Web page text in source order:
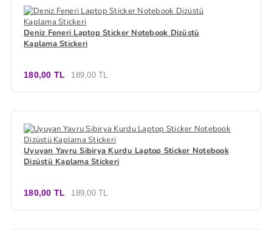
Deniz Feneri Laptop Sticker Notebook Dizüstü
Kaplama Stickeri
180,00 TL 189,00 TL
Uyuyan Yavru Sibirya Kurdu Laptop Sticker Notebook
Dizüstü Kaplama Stickeri
180,00 TL 189,00 TL